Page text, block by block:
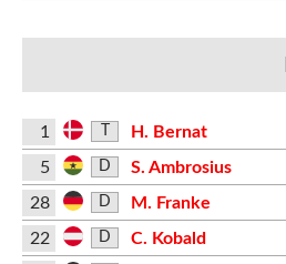
1
H. Bernat
5
D
S. Ambrosius
28
D
M. Franke
22
D C. Kobald